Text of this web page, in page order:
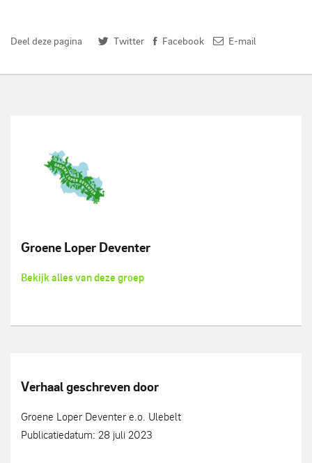
Deel deze pagina Twitter Facebook E-mail
Groene Loper Deventer
Bekijk alles van deze groep
Verhaal geschreven door
Groene Loper Deventer e.o. Ulebelt
Publicatiedatum: 28 juli 2023